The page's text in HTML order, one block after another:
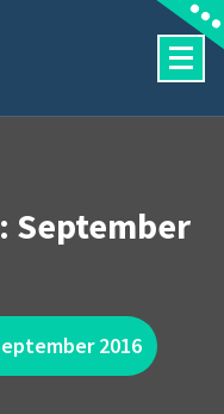
September
2016